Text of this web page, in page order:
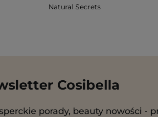
Natural Secrets
Cosibella
porady, beauty nowości -